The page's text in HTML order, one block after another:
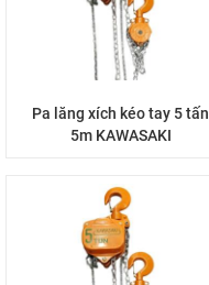
Pa lăng xích kéo tay 5 tấn
5m KAWASAKI